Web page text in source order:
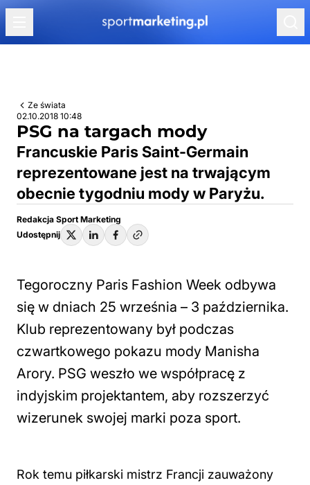
Przejdź do treści
Ze świata
02.10.2018 10:48
PSG na targach mody
Francuskie Paris Saint-Germain
reprezentowane jest na trwającym
obecnie tygodniu mody w Paryżu.
Redakcja Sport Marketing
Udostępnij
Tegoroczny Paris Fashion Week odbywa
się w dniach 25 września – 3 października.
Klub reprezentowany był podczas
czwartkowego pokazu mody Manisha
Arory. PSG weszło we współpracę z
indyjskim projektantem, aby rozszerzyć
wizerunek swojej marki poza sport.
Rok temu piłkarski mistrz Francji zauważony